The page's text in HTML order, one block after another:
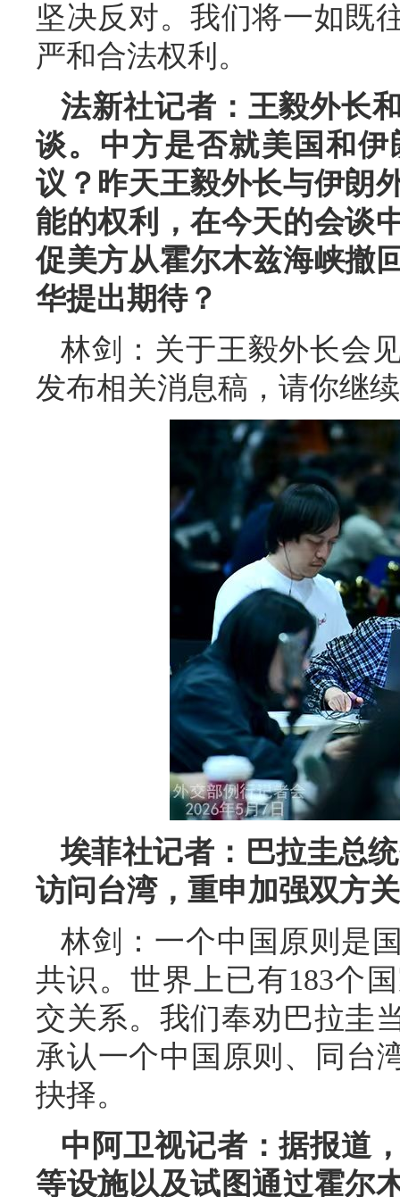
坚决反对。我们将一如既
严和合法权利。
法新社记者：王毅外长
谈。中方是否就美国和
议？昨天王毅外长与伊朗
能的权利，在今天的会谈
促美方从霍尔木兹海峡撤
华提出期待？
林剑：关于王毅外长会
发布相关消息稿，请你继
埃菲社记者：巴拉圭总
访问台湾，重申加强双方
林剑：一个中国原则是
共识。世界上已有183个
交关系。我们奉劝巴拉圭
承认一个中国原则、同台
抉择。
中阿卫视记者：据报道
等设施以及试图通过霍尔